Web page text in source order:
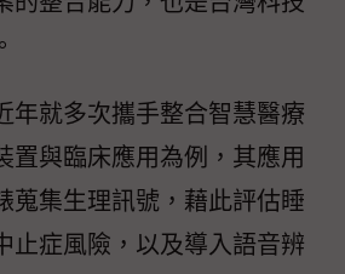
年就多次攜手整合智慧醫療
置與臨床應用為例，其應用
蒐集生理訊號，藉此評估睡
止症風險，以及導入語音辨